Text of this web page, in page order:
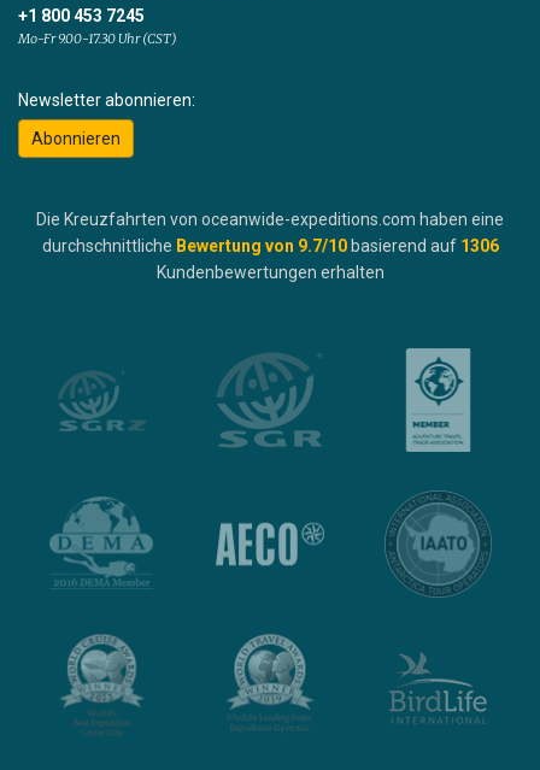
+1 800 453 7245
Mo-Fr 9.00-17.30 Uhr (CST)
Newsletter abonnieren:
Abonnieren
Die Kreuzfahrten von oceanwide-expeditions.com haben eine
durchschnittliche Bewertung von 9.7/10 basierend auf 1306
Kundenbewertungen erhalten